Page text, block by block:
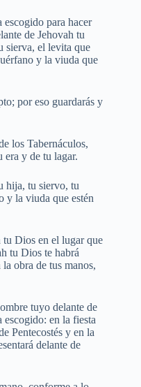
para hacer
de Jehovah tu
sierva, el levita que
y la viuda que
por eso guardarás y
los Tabernáculos,
era y de tu lagar.
hija, tu siervo, tu
y la viuda que estén
tu Dios en el lugar que
tu Dios te habrá
obra de tus manos,
tuyo delante de
escogido: en la fiesta
Pentecostés y en la
delante de